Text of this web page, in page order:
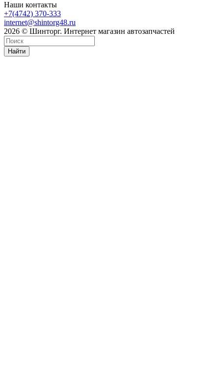
Наши контакты
+7(4742) 370-333
internet@shintorg48.ru
2026 © Шинторг. Интернет магазин автозапчастей
Найти